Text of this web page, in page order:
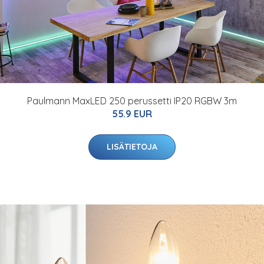
Paulmann MaxLED 250 perussetti IP20 RGBW 3m
55.9 EUR
LISÄTIETOJA